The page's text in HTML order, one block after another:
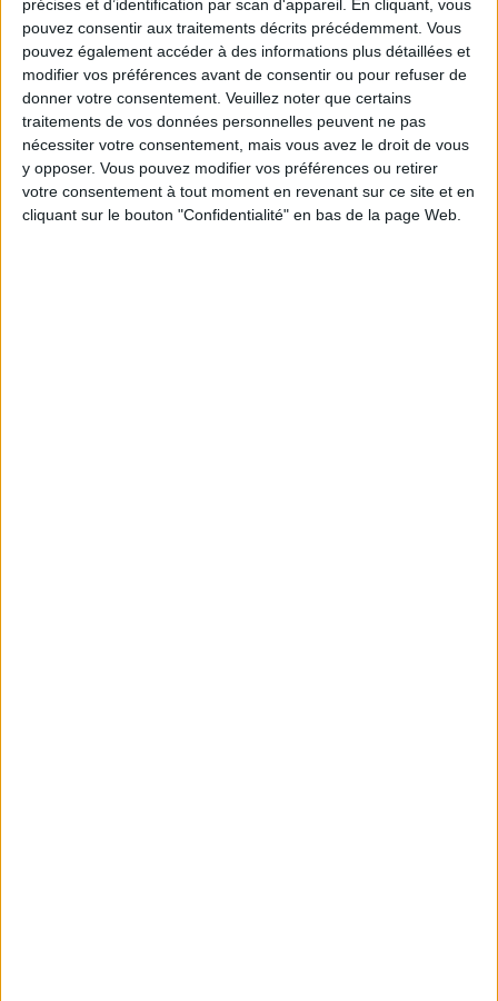
précises et d’identification par scan d'appareil. En cliquant, vous
pouvez consentir aux traitements décrits précédemment. Vous
pouvez également accéder à des informations plus détaillées et
modifier vos préférences avant de consentir ou pour refuser de
donner votre consentement. Veuillez noter que certains
traitements de vos données personnelles peuvent ne pas
nécessiter votre consentement, mais vous avez le droit de vous
y opposer. Vous pouvez modifier vos préférences ou retirer
votre consentement à tout moment en revenant sur ce site et en
cliquant sur le bouton "Confidentialité" en bas de la page Web.